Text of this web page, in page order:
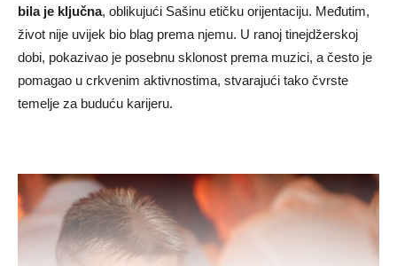
bila je ključna, oblikujući Sašinu etičku orijentaciju. Međutim,
život nije uvijek bio blag prema njemu. U ranoj tinejdžerskoj
dobi, pokazivao je posebnu sklonost prema muzici, a često je
pomagao u crkvenim aktivnostima, stvarajući tako čvrste
temelje za buduću karijeru.